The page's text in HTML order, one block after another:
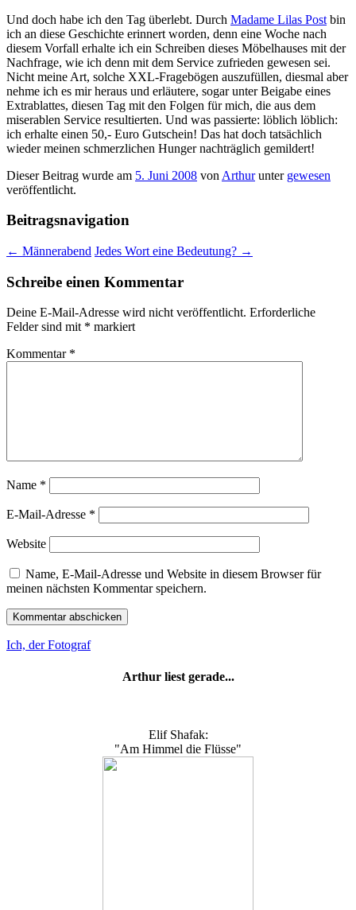
Und doch habe ich den Tag überlebt. Durch Madame Lilas Post bin
ich an diese Geschichte erinnert worden, denn eine Woche nach
diesem Vorfall erhalte ich ein Schreiben dieses Möbelhauses mit der
Nachfrage, wie ich denn mit dem Service zufrieden gewesen sei.
Nicht meine Art, solche XXL-Fragebögen auszufüllen, diesmal aber
nehme ich es mir heraus und erläutere, sogar unter Beigabe eines
Extrablattes, diesen Tag mit den Folgen für mich, die aus dem
miserablen Service resultierten. Und was passierte: löblich löblich:
ich erhalte einen 50,- Euro Gutschein! Das hat doch tatsächlich
wieder meinen schmerzlichen Hunger nachträglich gemildert!
Dieser Beitrag wurde am 5. Juni 2008 von Arthurunter gewesen
veröffentlicht.
Beitragsnavigation
← Männerabend Jedes Wort eine Bedeutung? →
Schreibe einen Kommentar
Deine E-Mail-Adresse wird nicht veröffentlicht. Erforderliche
Felder sind mit * markiert
Kommentar *
Name *
E-Mail-Adresse *
Website
Name, E-Mail-Adresse und Website in diesem Browser für
meinen nächsten Kommentar speichern.
Ich, der Fotograf
Arthur liest gerade...
Elif Shafak:
"Am Himmel die Flüsse"